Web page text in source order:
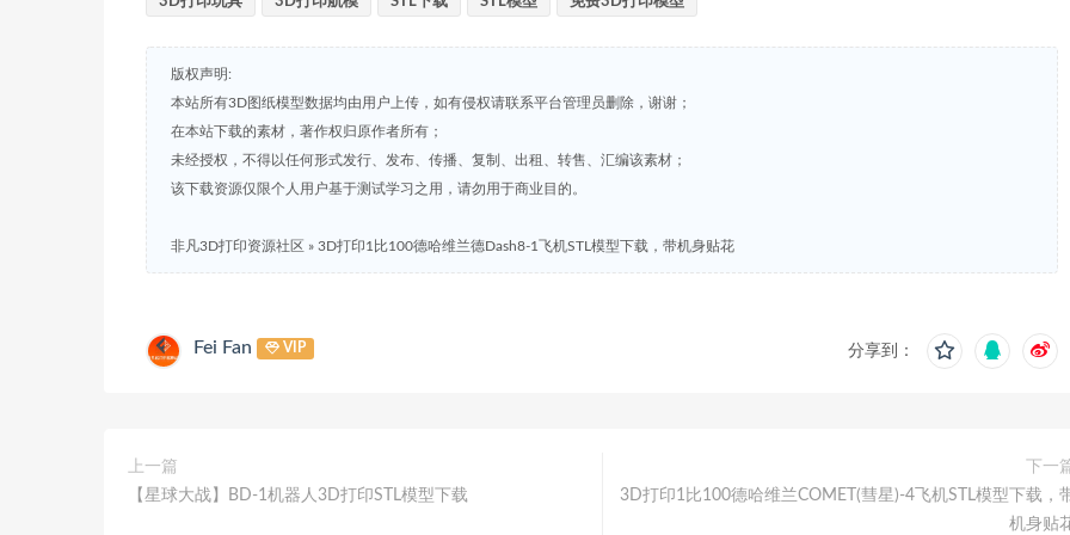
版权声明:
本站所有3D图纸模型数据均由用户上传，如有侵权请联系平台管理员删除，谢谢；
在本站下载的素材，著作权归原作者所有；
未经授权，不得以任何形式发行、发布、传播、复制、出租、转售、汇编该素材；
该下载资源仅限个人用户基于测试学习之用，请勿用于商业目的。
非凡3D打印资源社区 » 3D打印1比100德哈维兰德Dash8-1飞机STL模型下载，带机身贴花
Fei Fan VIP 分享到：
上一篇
【星球大战】BD-1机器人3D打印STL模型下载
下一
3D打印1比100德哈维兰COMET(彗星)-4飞机STL模型下载，
机身贴